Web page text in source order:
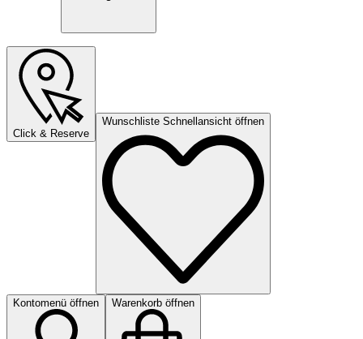
Click & Reserve
Wunschliste Schnellansicht öffnen
Kontomenü öffnen Warenkorb öffnen